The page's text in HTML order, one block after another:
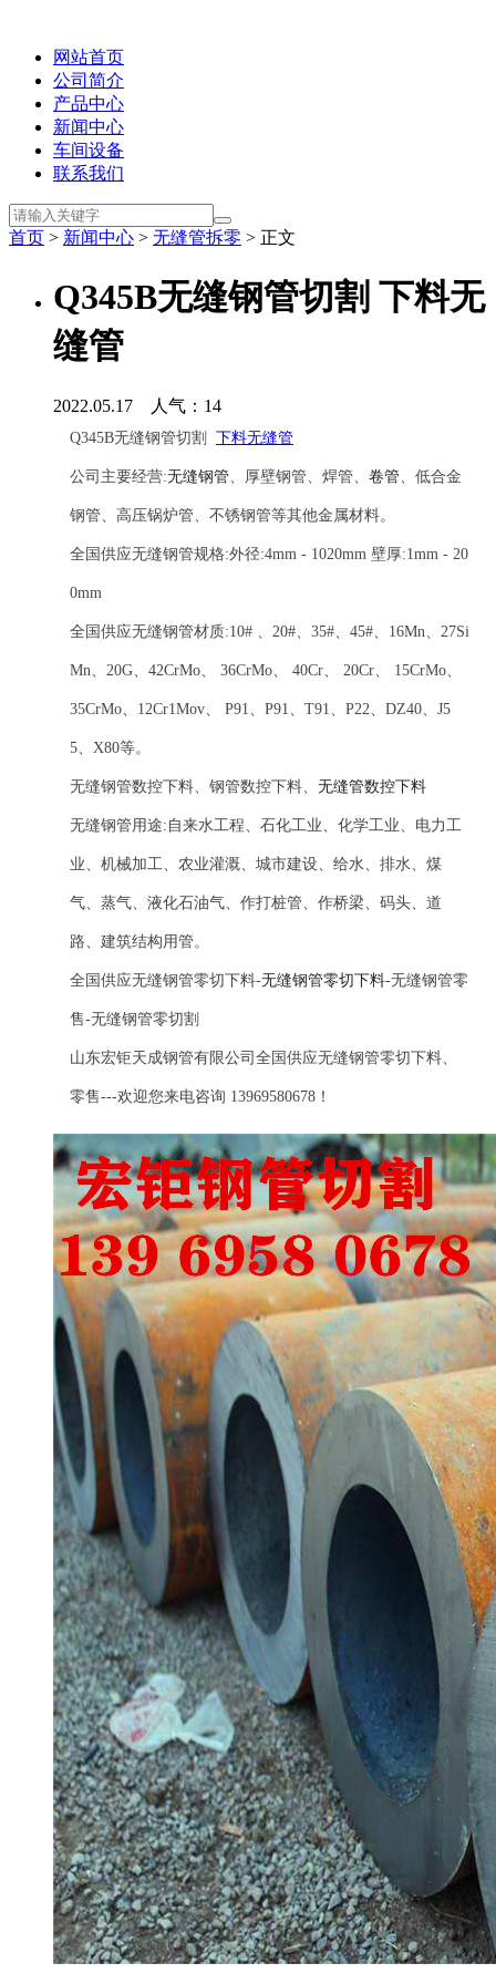
网站首页
公司简介
产品中心
新闻中心
车间设备
联系我们
首页 > 新闻中心 > 无缝管拆零 > 正文
Q345B无缝钢管切割 下料无
缝管
2022.05.17 人气： 14
Q345B无缝钢管切割 下料无缝管
公司主要经营:无缝钢管 、厚壁钢管、焊管、 卷管 、低合金
钢管、高压锅炉管、不锈钢管等其他金属材料。
全国供应无缝钢管规格:外径:4mm - 1020mm 壁厚:1mm - 20
0mm
全国供应无缝钢管材质:10# 、20#、35#、45#、16Mn、27Si
Mn、20G、42CrMo、 36CrMo、 40Cr、 20Cr、 15CrMo、
35CrMo、12Cr1Mov、 P91、P91、T91、P22、DZ40、J5
5、X80等。
无缝钢管数控下料、钢管数控下料、 无缝管数控下料
无缝钢管用途:自来水工程、石化工业、化学工业、电力工
业、机械加工、农业灌溉、城市建设、给水、排水、煤
气、蒸气、液化石油气、作打桩管、作桥梁、码头、道
路、建筑结构用管。
全国供应无缝钢管零切下料-无缝钢管零切下料-无缝钢管零
售-无缝钢管零切割
山东宏钜天成钢管有限公司全国供应无缝钢管零切下料、
零售---欢迎您来电咨询 13969580678！